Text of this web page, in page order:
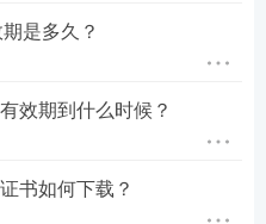
是多久？
效期到什么时候？
书如何下载？